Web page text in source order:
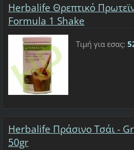
Herbalife Θρεπτικό
Formula 1 Shake
Τιμή για εσας:
Herbalife Πράσινο Τσάι -
50gr